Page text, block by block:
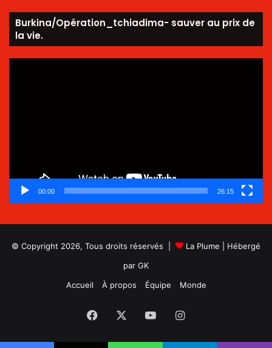
Burkina/Opération_tchiadima- sauver au prix de
la vie.
00:00 26:15
© Copyright 2026, Tous droits réservés | La Plume | Hébergé
par GK
Accueil
À propos Équipe Monde
Facebook YouTubeInstagram